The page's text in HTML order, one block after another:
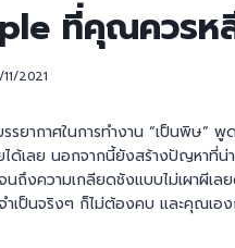
ที่คุณควรห
2021
รยากาศในการทำงาน “เป็นพิษ”
ด้เลย นอกจากนี้ยังสร้างปัญหาที่
นถึงความเกลียดชังแบบไม่เผาผีเ
ำเป็นจริงๆ ก็ไม่ต้องคบ และคุณเอ